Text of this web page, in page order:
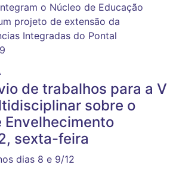
o Núcleo de Educação
projeto de extensão da
Integradas do Pontal
de trabalhos para a V
sobre o
Envelhecimento
sexta-feira
dias 8 e 9/12